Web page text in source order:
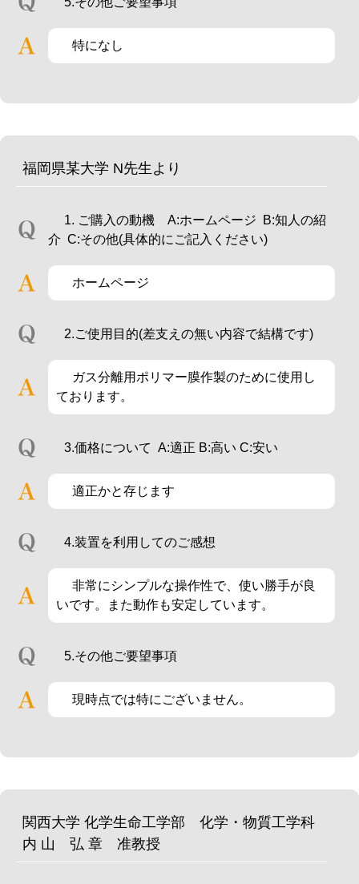
特になし
福岡県某大学 N先生より
1. ご購入の動機 A:ホームページ B:知人の紹
介 C:その他(具体的にご記入ください)
ホームページ
2.ご使用目的(差支えの無い内容で結構です)
ガス分離用ポリマー膜作製のために使用し
ております。
3.価格について A:適正 B:高い C:安い
適正かと存じます
4.装置を利用してのご感想
非常にシンプルな操作性で、使い勝手が良
いです。また動作も安定しています。
5.その他ご要望事項
現時点では特にございません。
関西大学 化学生命工学部 化学・物質工学科
内 山 弘 章 准教授